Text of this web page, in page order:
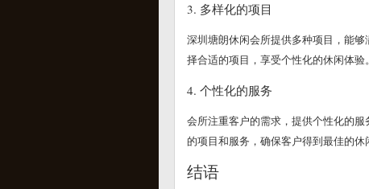
3. 多样化的项目
深圳塘朗休闲会所提供多种项目，能
择合适的项目，享受个性化的休闲体验。
4. 个性化的服务
会所注重客户的需求，提供个性化的
的项目和服务，确保客户得到最佳的休
结语